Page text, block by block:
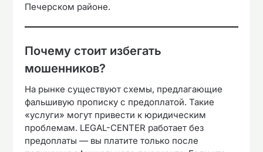
Печерском районе.
Почему стоит избегать
мошенников?
На рынке существуют схемы, предлагающие
фальшивую прописку с предоплатой. Такие
«услуги» могут привести к юридическим
проблемам. LEGAL-CENTER работает без
предоплаты — вы платите только после